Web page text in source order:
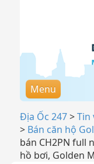
Menu
Địa Ốc 247>Tin
> Bán căn hộ
bán CH2PN full
hồ bơi, Golden